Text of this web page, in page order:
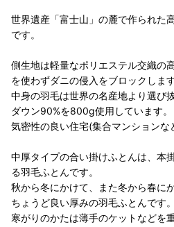
世界遺産「富士山」の麓で作られた
です。
側生地は軽量なポリエステル交織の
を使わずダニの侵入をブロックします
中身の羽毛は世界の名産地より選び
ダウン90%を800g使用しています。
気密性の良い住宅(集合マンションな
中厚タイプの合い掛けふとんは、本
る羽毛ふとんです。
秋から冬にかけて、また冬から春に
ちょうど良い厚みの羽毛ふとんです。
寒がりのかたは薄手のケットなどを